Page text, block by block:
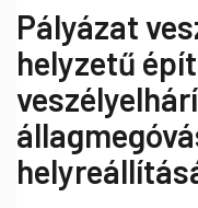
Pályázat
helyzetű